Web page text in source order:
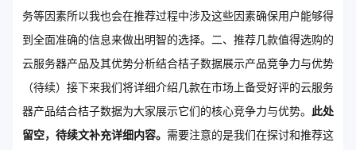
务等因素所以我也会在推荐过程中涉及这些因素确保用户能够得
到全面准确的信息来做出明智的选择。二、推荐几款值得选购的
云服务器产品及其优势分析结合桔子数据展示产品竞争力与优势
（待续）接下来我们将详细介绍几款在市场上备受好评的云服务
器产品结合桔子数据为大家展示它们的核心竞争力与优势。 此处
留空，待续文补充详细内容。 需要注意的是我们在探讨和推荐这